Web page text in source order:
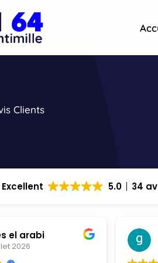
Clients
Excellent 5.0 34
el arabi
2026